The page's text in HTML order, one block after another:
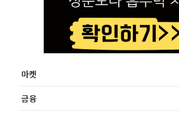
마켓
금융